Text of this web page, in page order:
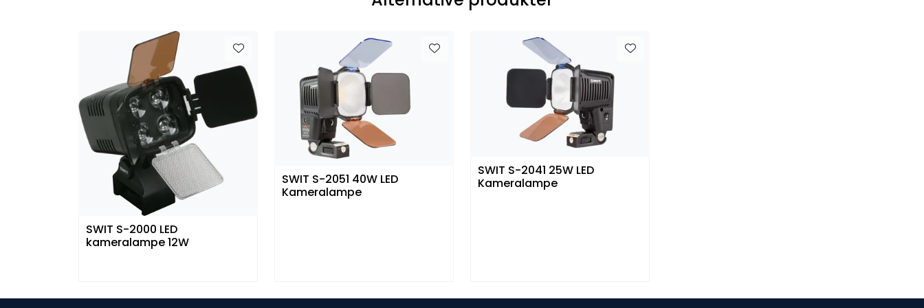
SWIT S-2000 LED
kameralampe 12W
SWIT S-2051 40W LED
Kameralampe
SWIT S-2041 25W LED
Kameralampe